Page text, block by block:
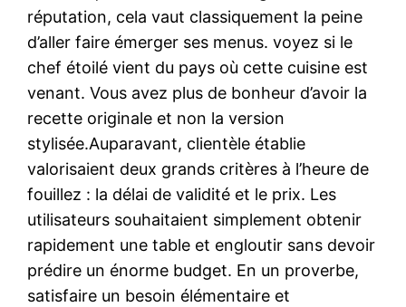
réputation, cela vaut classiquement la peine
d’aller faire émerger ses menus. voyez si le
chef étoilé vient du pays où cette cuisine est
venant. Vous avez plus de bonheur d’avoir la
recette originale et non la version
stylisée.Auparavant, clientèle établie
valorisaient deux grands critères à l’heure de
fouillez : la délai de validité et le prix. Les
utilisateurs souhaitaient simplement obtenir
rapidement une table et engloutir sans devoir
prédire un énorme budget. En un proverbe,
satisfaire un besoin élémentaire et